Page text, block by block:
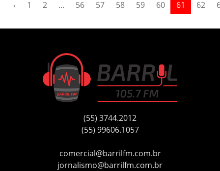
‹ 1 2 ... 56 57 58 59 60 61 62
(55) 3744.2012
(55) 99606.1057
comercial@barrilfm.com.br
jornalismo@barrilfm.com.br